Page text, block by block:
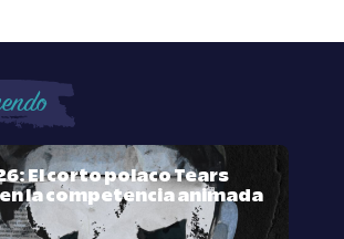
El corto polaco Tears
la competencia animada